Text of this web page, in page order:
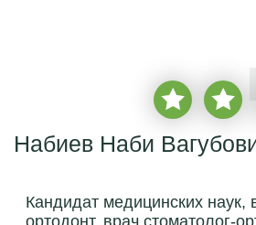
2 850 пациентов
записаться на прием